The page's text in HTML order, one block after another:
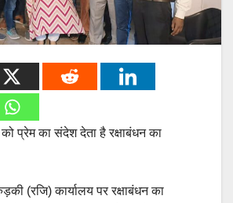
को प्रेम का संदेश देता है रक्षाबंधन का
(रजि) कार्यालय पर रक्षाबंधन का